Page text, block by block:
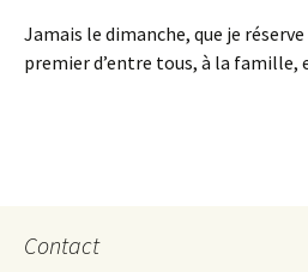
Jamais le dimanche, que je
premier d’entre tous, à la famille,
Contact